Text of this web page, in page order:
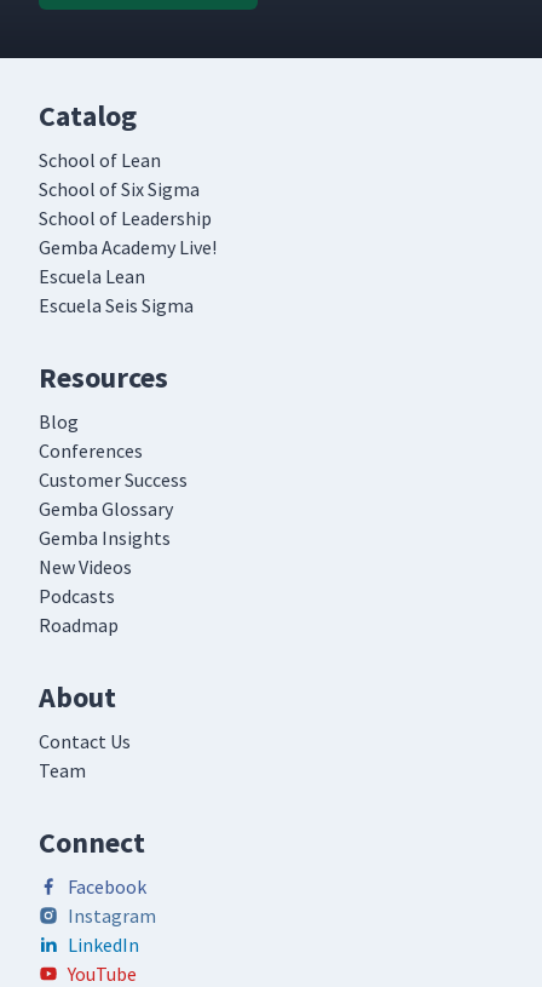
Catalog
School of Lean
School of Six Sigma
School of Leadership
Gemba Academy Live!
Escuela Lean
Escuela Seis Sigma
Resources
Blog
Conferences
Customer Success
Gemba Glossary
Gemba Insights
New Videos
Podcasts
Roadmap
About
Contact Us
Team
Connect
Facebook
Instagram
LinkedIn
YouTube